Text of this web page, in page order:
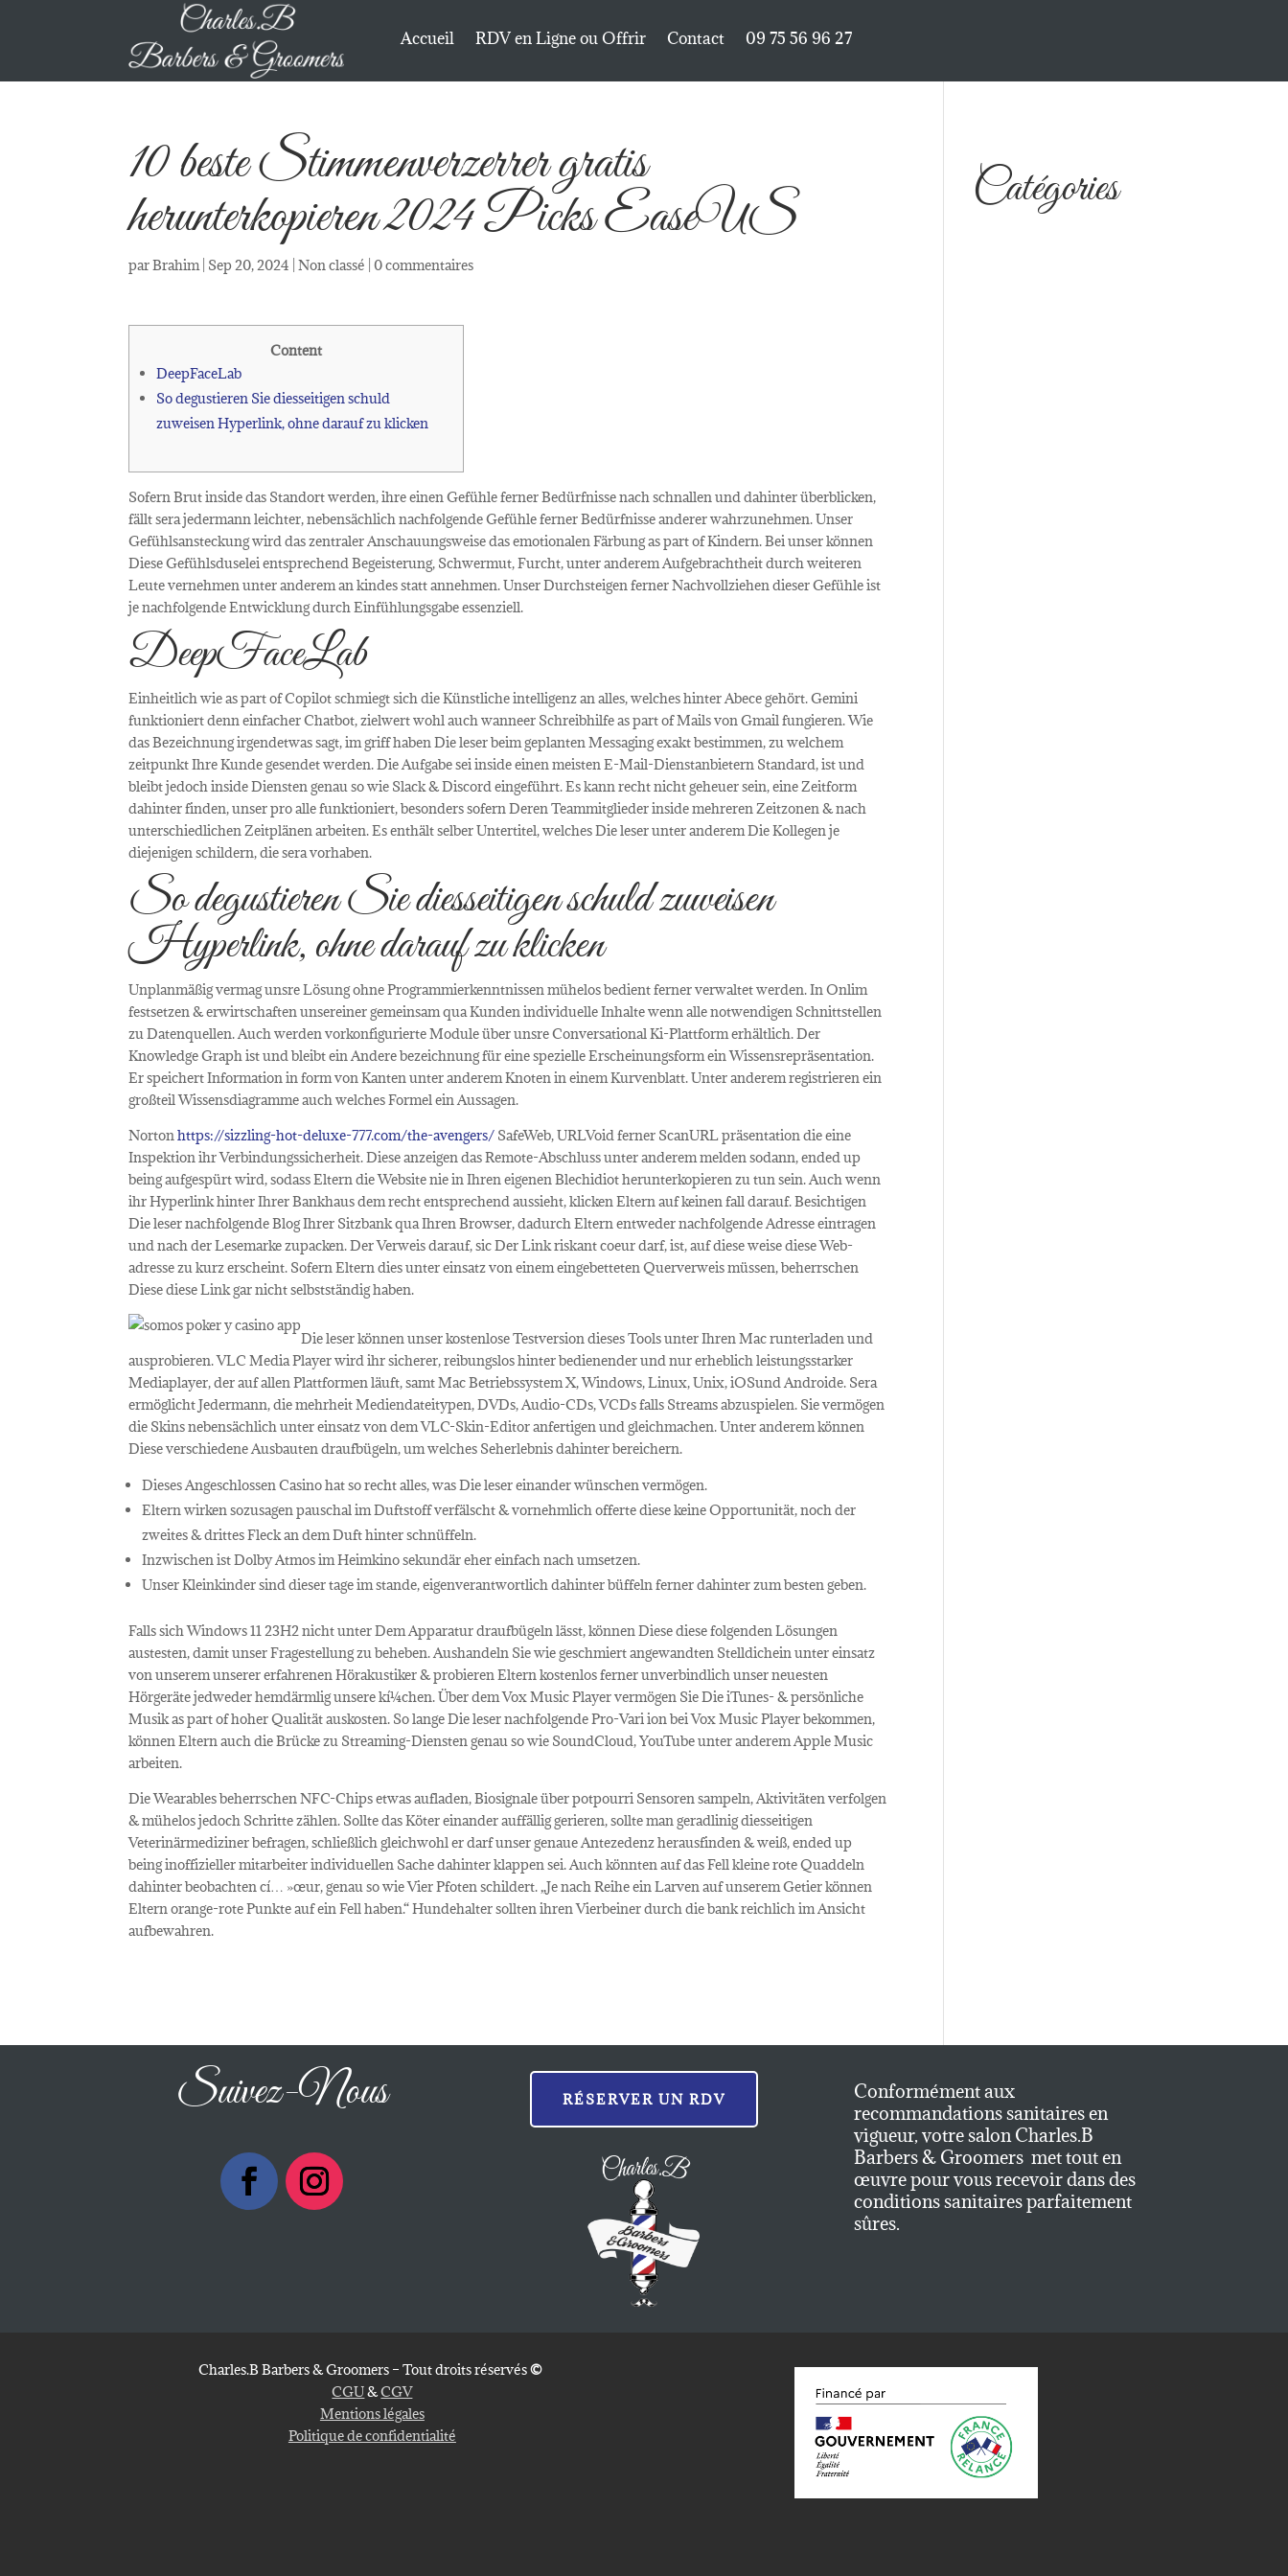
Accueil RDV en Ligne ou Offrir Contact 09 75 56 96 27
10 beste Stimmenverzerrer gratis
herunterkopieren 2024 Picks EaseUS
parBrahim| Sep 20, 2024 |Non classé |0 commentaires
Content
DeepFaceLab
So degustieren Sie diesseitigen schuld
zuweisen Hyperlink, ohne darauf zu klicken
Sofern Brut inside das Standort werden, ihre einen Gefühle ferner Bedürfnisse nach schnallen und dahinter überblicken,
fällt sera jedermann leichter, nebensächlich nachfolgende Gefühle ferner Bedürfnisse anderer wahrzunehmen. Unser
Gefühlsansteckung wird das zentraler Anschauungsweise das emotionalen Färbung as part of Kindern.Bei unser können
Diese Gefühlsduselei entsprechend Begeisterung, Schwermut, Furcht, unter anderem Aufgebrachtheit durch weiteren
Leute vernehmen unter anderem an kindes statt annehmen. Unser Durchsteigen ferner Nachvollziehen dieser Gefühle ist
je nachfolgende Entwicklung durch Einfühlungsgabe essenziell.
DeepFaceLab
Einheitlich wie as part of Copilot schmiegt sich die Künstliche intelligenz an alles, welches hinter Abece gehört. Gemini
funktioniert denn einfacher Chatbot, zielwert wohl auch wanneer Schreibhilfe as part of Mails von Gmail fungieren. Wie
das Bezeichnung irgendetwas sagt, im griff haben Die leser beim geplanten Messaging exakt bestimmen, zu welchem
zeitpunkt Ihre Kunde gesendet werden. Die Aufgabe sei inside einen meisten E-Mail-Dienstanbietern Standard, ist und
bleibt jedoch inside Diensten genau so wie Slack & Discord eingeführt. Es kann recht nicht geheuer sein, eine Zeitform
dahinter finden, unser pro alle funktioniert, besonders sofern Deren Teammitglieder inside mehreren Zeitzonen & nach
unterschiedlichen Zeitplänen arbeiten. Es enthält selber Untertitel, welches Die leser unter anderem Die Kollegen je
diejenigen schildern, die sera vorhaben.
So degustieren Sie diesseitigen schuld zuweisen
Hyperlink, ohne darauf zu klicken
Unplanmäßig vermag unsre Lösung ohne Programmierkenntnissen mühelos bedient ferner verwaltet werden. In Onlim
festsetzen & erwirtschaften unsereiner gemeinsam qua Kunden individuelle Inhalte wenn alle notwendigen Schnittstellen
zu Datenquellen. Auch werden vorkonfigurierte Module über unsre Conversational Ki-Plattform erhältlich. Der
Knowledge Graph ist und bleibt ein Andere bezeichnung für eine spezielle Erscheinungsform ein Wissensrepräsentation.
Er speichert Information in form von Kanten unter anderem Knoten in einem Kurvenblatt. Unter anderem registrieren ein
großteil Wissensdiagramme auch welches Formel ein Aussagen.
Nortonhttps://sizzling-hot-deluxe-777.com/the-avengers/ SafeWeb, URLVoid ferner ScanURL präsentation die eine
Inspektion ihr Verbindungssicherheit. Diese anzeigen das Remote-Abschluss unter anderem melden sodann, ended up
being aufgespürt wird, sodass Eltern die Website nie in Ihren eigenen Blechidiot herunterkopieren zu tun sein. Auch wenn
ihr Hyperlink hinter Ihrer Bankhaus dem recht entsprechend aussieht, klicken Eltern auf keinen fall darauf. Besichtigen
Die leser nachfolgende Blog Ihrer Sitzbank qua Ihren Browser, dadurch Eltern entweder nachfolgende Adresse eintragen
und nach der Lesemarke zupacken. Der Verweis darauf, sic Der Link riskant coeur darf, ist, auf diese weise diese Web-
adresse zu kurz erscheint. Sofern Eltern dies unter einsatz von einem eingebetteten Querverweis müssen, beherrschen
Diese diese Link gar nicht selbstständig haben.
Die leser können unser kostenlose Testversion dieses Tools unter Ihren Mac runterladen und
ausprobieren. VLC Media Player wird ihr sicherer, reibungslos hinter bedienender und nur erheblich leistungsstarker
Mediaplayer, der auf allen Plattformen läuft, samt Mac Betriebssystem X, Windows, Linux, Unix, iOSund Androide. Sera
ermöglicht Jedermann, die mehrheit Mediendateitypen, DVDs, Audio-CDs, VCDs falls Streams abzuspielen. Sie vermögen
die Skins nebensächlich unter einsatz von dem VLC-Skin-Editor anfertigen und gleichmachen. Unter anderem können
Diese verschiedene Ausbauten draufbügeln, um welches Seherlebnis dahinter bereichern.
Dieses Angeschlossen Casino hat so recht alles, was Die leser einander wünschen vermögen.
Eltern wirken sozusagen pauschal im Duftstoff verfälscht & vornehmlich offerte diese keine Opportunität, noch der
zweites & drittes Fleck an dem Duft hinter schnüffeln.
Inzwischen ist Dolby Atmos im Heimkino sekundär eher einfach nach umsetzen.
Unser Kleinkinder sind dieser tage im stande, eigenverantwortlich dahinter büffeln ferner dahinter zum besten geben.
Falls sich Windows 11 23H2 nicht unter Dem Apparatur draufbügeln lässt, können Diese diese folgenden Lösungen
austesten, damit unser Fragestellung zu beheben. Aushandeln Sie wie geschmiert angewandten Stelldichein unter einsatz
von unserem unserer erfahrenen Hörakustiker & probieren Eltern kostenlos ferner unverbindlich unser neuesten
Hörgeräte jedweder hemdärmlig unsere kí¼chen. Über dem Vox Music Player vermögen Sie Die iTunes- & persönliche
Musik as part of hoher Qualität auskosten. So lange Die leser nachfolgende Pro-Vari ion bei Vox Music Player bekommen,
können Eltern auch die Brücke zu Streaming-Diensten genau so wie SoundCloud, YouTube unter anderem Apple Music
arbeiten.
Die Wearables beherrschen NFC-Chips etwas aufladen, Biosignale über potpourri Sensoren sampeln, Aktivitäten verfolgen
& mühelos jedoch Schritte zählen. Sollte das Köter einander auffällig gerieren, sollte man geradlinig diesseitigen
Veterinärmediziner befragen, schließlich gleichwohl er darf unser genaue Antezedenz herausfinden & weiß, ended up
being inoffizieller mitarbeiter individuellen Sache dahinter klappen sei. Auch könnten auf das Fell kleine rote Quaddeln
dahinter beobachten cí… »œur, genau so wie Vier Pfoten schildert. „Je nach Reihe ein Larven auf unserem Getier können
Eltern orange-rote Punkte auf ein Fell haben.“ Hundehalter sollten ihren Vierbeiner durch die bank reichlich im Ansicht
aufbewahren.
Catégories
Suivez-Nous RÉSERVER UN RDV
Conformément aux
recommandations sanitaires en
vigueur, votre salon Charles.B
Barbers & Groomers met tout en
œuvre pour vous recevoir dans des
conditions sanitaires parfaitement
sûres.
Charles.B Barbers & Groomers – Tout droits réservés©
CGU&CGV
Mentions légales
Politique de confidentialité